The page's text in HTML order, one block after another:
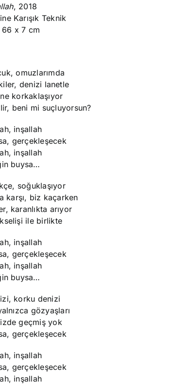
, 2018
Karışık Teknik
x 7 cm
omuzlarımda
denizi lanetle
korkaklaşıyor
beni mi suçluyorsun?
inşallah
gerçekleşecek
inşallah
buysa…
soğuklaşıyor
karşı, biz kaçarken
karanlıkta arıyor
ile birlikte
inşallah
gerçekleşecek
inşallah
buysa…
korku denizi
gözyaşları
geçmiş yok
gerçekleşecek
inşallah
gerçekleşecek
inşallah